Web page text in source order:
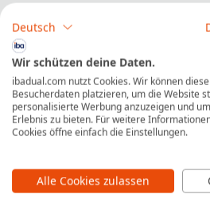
Jetzt kostenlos für diese
anmelden
Vorname*
Deutsch
Wir schützen deine Daten.
ibadual.com nutzt Cookies. Wir können
Besucherdaten platzieren, um die Website
personalisierte Werbung anzuzeigen und
Erlebnis zu bieten. Für weitere
Cookies öffne einfach die Einstellungen.
Alle Cookies zulassen